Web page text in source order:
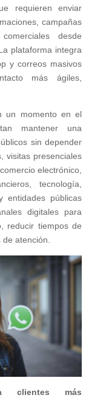
requieren enviar
campañas
desde
plataforma integra
y correos masivos
más ágiles,
un momento en el
mantener una
sin depender
visitas presenciales
electrónico,
tecnología,
entidades públicas
digitales para
reducir tiempos de
atención.
clientes más